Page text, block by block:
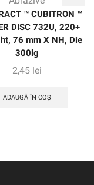
™ CUBITRON ™
DISC 732U, 220+
76 mm X NH, Die
300lg
2,45 lei
ADAUGĂ ÎN COȘ